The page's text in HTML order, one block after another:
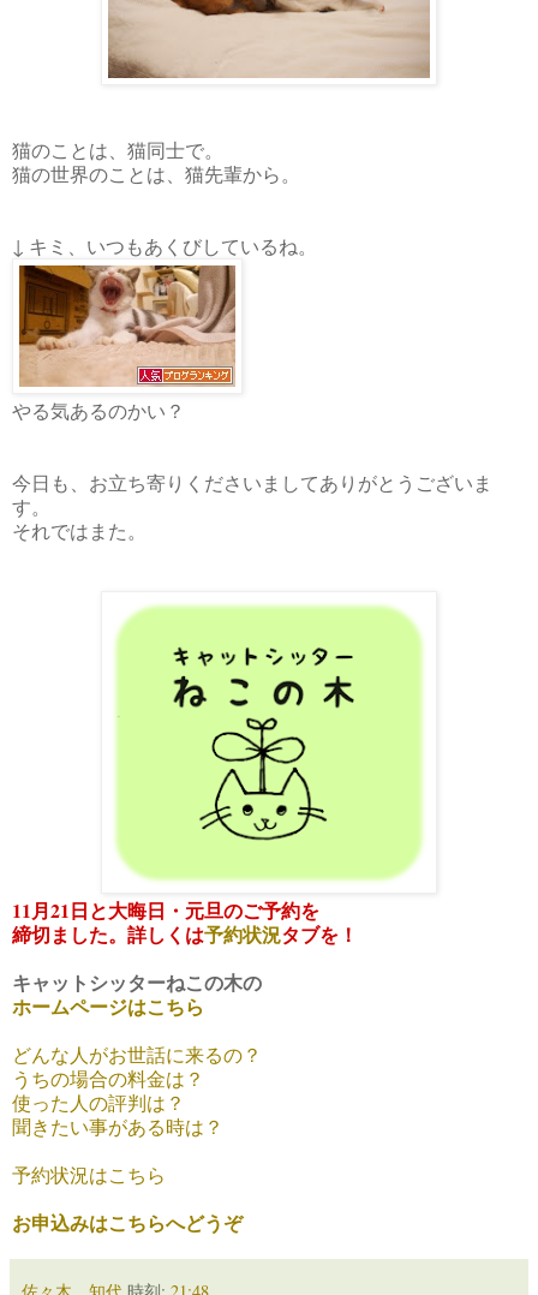
猫のことは、猫同士で。
猫の世界のことは、猫先輩から。
↓ キミ、いつもあくびしているね。
やる気あるのかい？
今日も、お立ち寄りくださいましてありがとうございま
す。
それではまた。
11月21日と大晦日・元旦のご予約を
締切ました。詳しくは予約状況タブを！
キャットシッターねこの木の
ホームページはこちら
どんな人がお世話に来るの？
うちの場合の料金は？
使った人の評判は？
聞きたい事がある時は？
予約状況はこちら
お申込みはこちらへどうぞ